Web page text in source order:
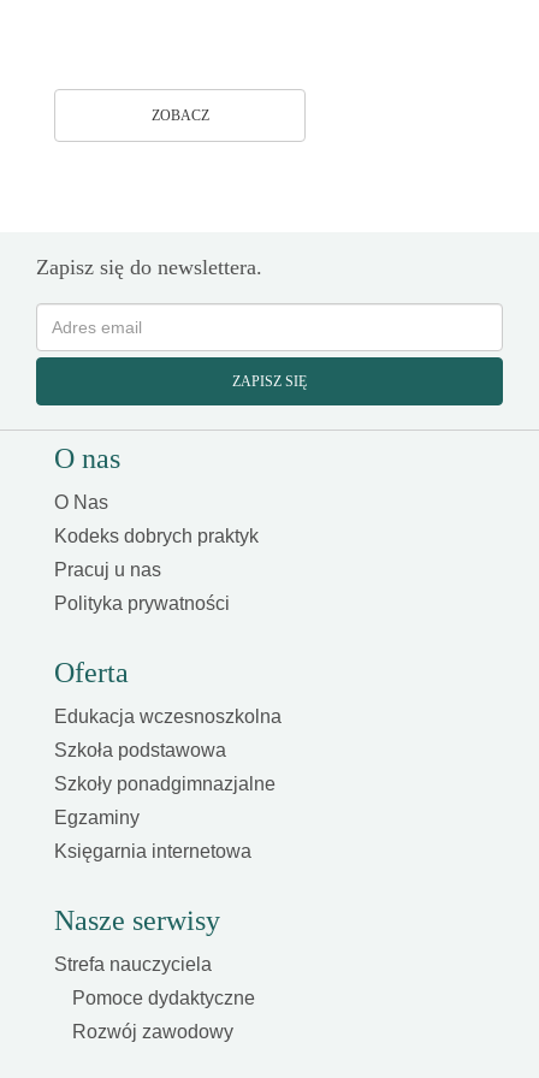
ZOBACZ
Zapisz się do newslettera.
ZAPISZ SIĘ
O nas
O Nas
Kodeks dobrych praktyk
Pracuj u nas
Polityka prywatności
Oferta
Edukacja wczesnoszkolna
Szkoła podstawowa
Szkoły ponadgimnazjalne
Egzaminy
Księgarnia internetowa
Nasze serwisy
Strefa nauczyciela
Pomoce dydaktyczne
Rozwój zawodowy